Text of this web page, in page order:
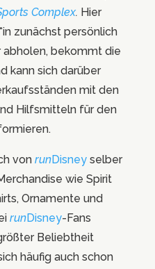
Complex. Hier
zunächst persönlich
bekommt die
kann sich darüber
mit den
Hilfsmitteln für den
von runDisneyselber
wie Spirit
Ornamente und
runDisney-Fans
Beliebtheit
häufig auch schon